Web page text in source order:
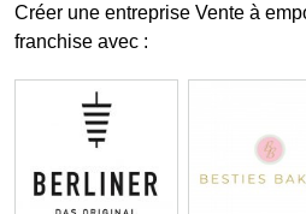
Créer une entreprise Vente à
franchise avec :